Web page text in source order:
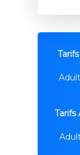
Tarifs